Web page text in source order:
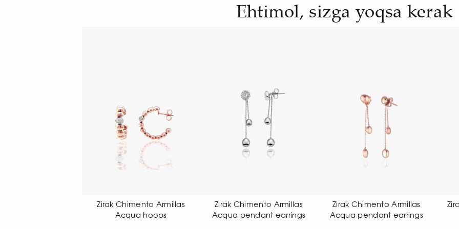
Ehtimol, sizga yoqsa kerak
Zirak Chimento Armillas
Acqua pendant earrings
Zirak Chimento Armillas
Acqua pendant earrings
Zirak Chimento Link Sensi
earrings